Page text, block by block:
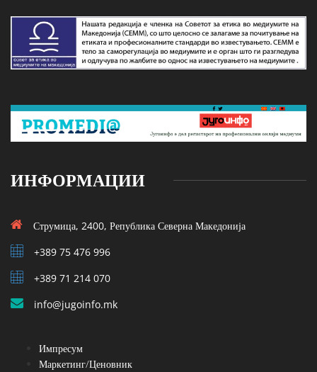
ИНФОРМАЦИИ
Струмица, 2400, Република Северна Македонија
+389 75 476 996
+389 71 214 070
info@jugoinfo.mk
Импресум
Маркетинг/Ценовник